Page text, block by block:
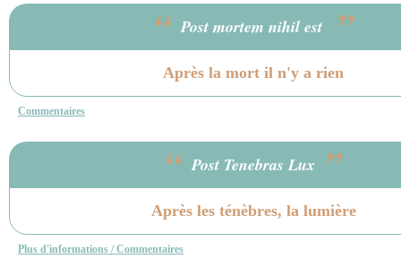
“ Post mortem nihil est ”
Après la mort il n'y a rien
Commentaires
“ Post Tenebras Lux ”
Après les ténèbres, la lumière
Plus d'informations / Commentaires